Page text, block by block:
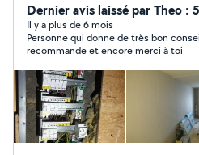
Dernier avis laissé par Theo :
Il y a plus de 6 mois
Personne qui donne de très bon conseil
recommande et encore merci à toi